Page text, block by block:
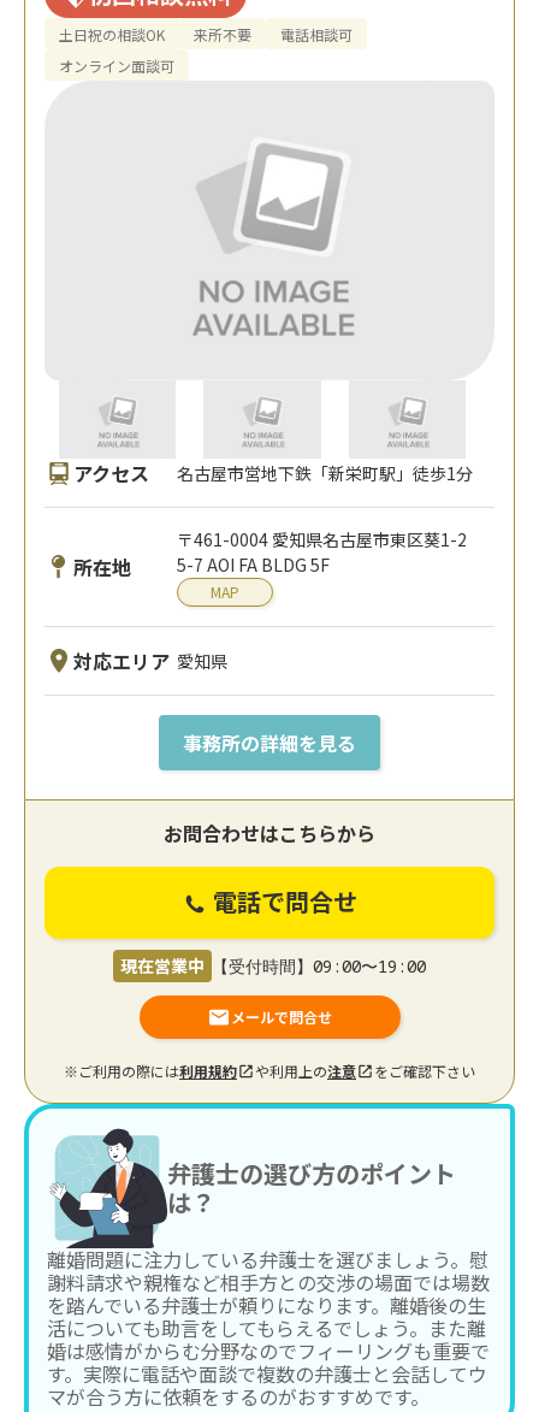
土日祝の相談OK 来所不要
電話相談可
オンライン面談可
アクセス 名古屋市営地下鉄「新栄町駅」徒歩1分
所在地
〒461-0004 愛知県名古屋市東区葵1-2
5-7 AOI FA BLDG 5F
MAP
対応エリア 愛知県
事務所の詳細を見る
お問合わせはこちらから
電話で問合せ
現在営業中 【受付時間】09:00〜19:00
メールで問合せ
※ご利用の際には利用規約 や利用上の注意 をご確認下さい
弁護士の選び方のポイント
は？
離婚問題に注力している弁護士を選びましょう。慰
謝料請求や親権など相手方との交渉の場面では場数
を踏んでいる弁護士が頼りになります。離婚後の生
活についても助言をしてもらえるでしょう。また離
婚は感情がからむ分野なのでフィーリングも重要で
す。実際に電話や面談で複数の弁護士と会話してウ
マが合う方に依頼をするのがおすすめです。